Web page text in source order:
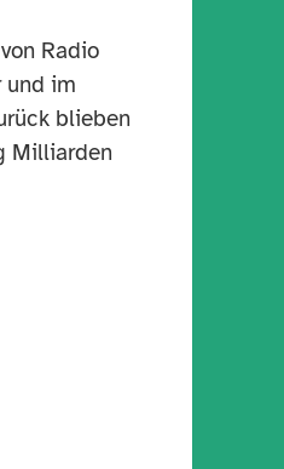
Radio
und im
blieben
Milliarden